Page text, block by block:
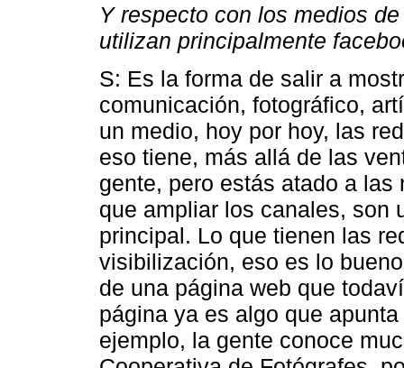
Y respecto con los medios
utilizan principalmente
S: Es la forma de salir a
comunicación, fotográfico,
un medio, hoy por hoy, las
eso tiene, más allá de las
gente, pero estás atado a
que ampliar los canales, son
principal. Lo que tienen las
visibilización, eso es lo
de una página web que
página ya es algo que
ejemplo, la gente conoce